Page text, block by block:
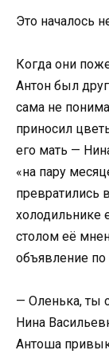
Это началось
Когда они
Антон был
сама не
приносил
его мать —
«на пару
превратились
холодильнике
столом её
объявление по
— Оленька, ты
Нина
Антоша привык